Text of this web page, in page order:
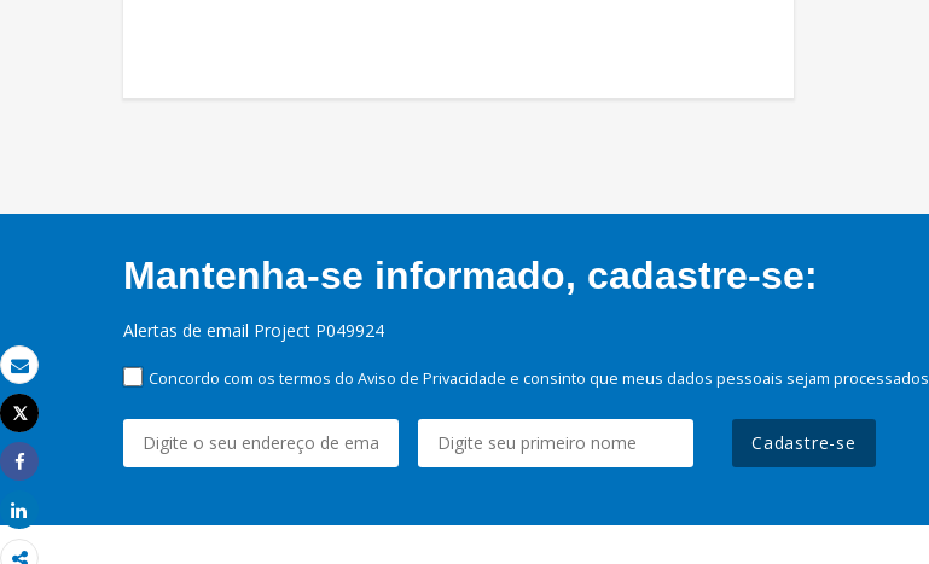
Email
Imprimir
Tweet
Share
Mantenha-se informado, cadastre-se:
Alertas de email Project P049924
Concordo com os termos do Aviso de Privacidade e consinto que meus dados pessoais sejam
Cadastre-se